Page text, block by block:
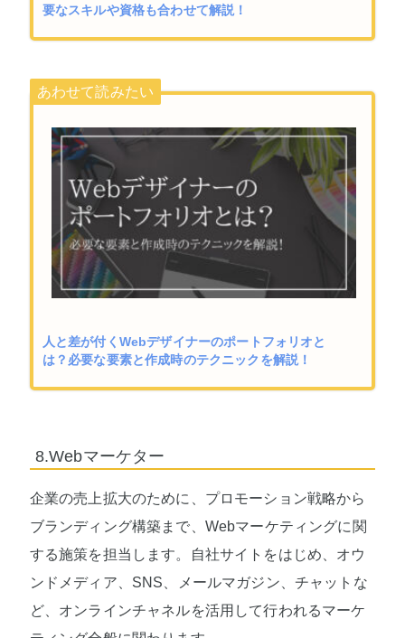
要なスキルや資格も合わせて解説！
人と差が付くWebデザイナーのポートフォリオと
は？必要な要素と作成時のテクニックを解説！
8.Webマーケター
企業の売上拡大のために、プロモーション戦略から
ブランディング構築まで、Webマーケティングに関
する施策を担当します。自社サイトをはじめ、オウ
ンドメディア、SNS、メールマガジン、チャットな
ど、オンラインチャネルを活用して行われるマーケ